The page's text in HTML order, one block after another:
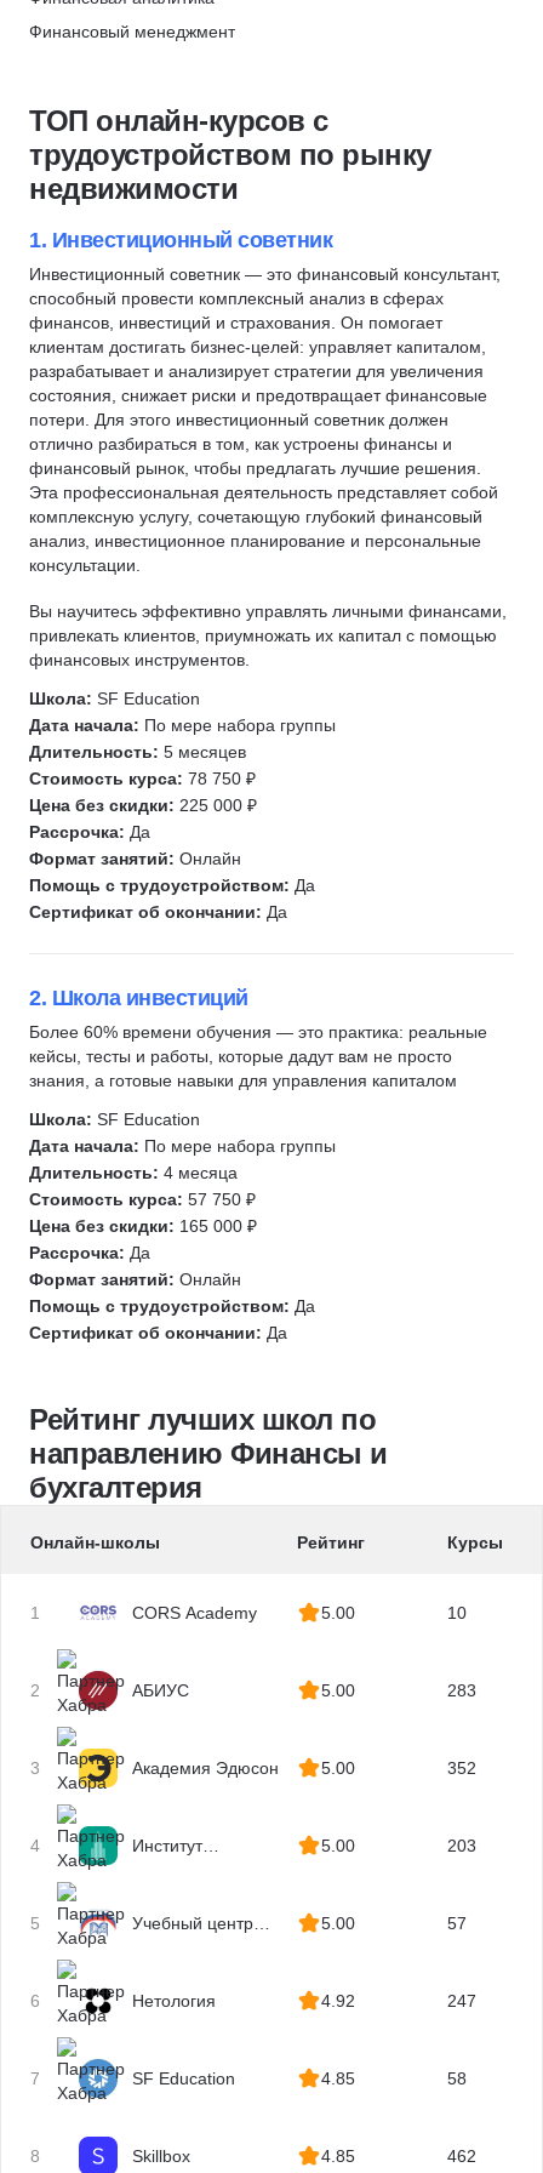
Сити Бизнес Скул - City Business School
БДР
Налоговый учет
Инвестиционная аналитика
Финансовый директор
Корпоративные финансы
Программа 1С
Аудит
Юнит-экономика
Бухгалтер-калькулятор
Банковское дело
Кредитование
Финансовая безопасность
Налогообложение
Налоговая отчетность
Бухгалтерская отчетность
Бухгалтер-ревизор
Инвестирование
Трейдинг
Криптовалюты
M&A
Аудитор
1С:Бухгалтерия
1С: Зарплата и управление персоналом
Расчет заработной платы
Анализ финансово-хозяйственной деятельности (ФХД)
Анализ ликвидности
Блокчейн
Налоговый консультант
Финансовый инженер
Страхование
Перестрахование
Казначей
Криптовалюты
Финансовый менеджмент
Экономика
Корпоративные финансы
Финансовый учет
Финансовая отчетность
Экономический анализ
Бухгалтерский учет
МСФО
Бюджетирование
P&L
РСБУ
M&A
WACC
CAPM
DCF
IRR
Руководитель планово-экономического отдела
Юнит-экономика
Управление кредитными рисками
Оценка бизнеса
Казначей
Управление денежными потоками
Управление оборотным капиталом
Ценообразование
Кредитование
Кредитный специалист
ТОП онлайн-курсов с
трудоустройством по рынку
недвижимости
1. Инвестиционный советник
Инвестиционный советник — это финансовый консультант,
способный провести комплексный анализ в сферах
финансов, инвестиций и страхования. Он помогает
клиентам достигать бизнес-целей: управляет капиталом,
разрабатывает и анализирует стратегии для увеличения
состояния, снижает риски и предотвращает финансовые
потери. Для этого инвестиционный советник должен
отлично разбираться в том, как устроены финансы и
финансовый рынок, чтобы предлагать лучшие решения.
Эта профессиональная деятельность представляет собой
комплексную услугу, сочетающую глубокий финансовый
анализ, инвестиционное планирование и персональные
консультации.
Вы научитесь эффективно управлять личными финансами,
привлекать клиентов, приумножать их капитал с помощью
финансовых инструментов.
Школа: SF Education
Дата начала: По мере набора группы
Длительность: 5 месяцев
Стоимость курса: 78 750 ₽
Цена без скидки: 225 000 ₽
Рассрочка: Да
Формат занятий: Онлайн
Помощь с трудоустройством: Да
Сертификат об окончании: Да
2. Школа инвестиций
Более 60% времени обучения — это практика: реальные
кейсы, тесты и работы, которые дадут вам не просто
знания, а готовые навыки для управления капиталом
Школа: SF Education
Дата начала: По мере набора группы
Длительность: 4 месяца
Стоимость курса: 57 750 ₽
Цена без скидки: 165 000 ₽
Рассрочка: Да
Формат занятий: Онлайн
Помощь с трудоустройством: Да
Сертификат об окончании: Да
Рейтинг лучших школ по
направлению Финансы и
бухгалтерия
Онлайн-школы Рейтинг Курсы
1 CORS Academy 5.00 10
2 АБИУС 5.00 283
3 Академия Эдюсон 5.00 352
4
Институт
5.00 203
5
Учебный центр
5.00 57
6 Нетология 4.92 247
7 SF Education 4.85 58
8 Skillbox 4.85 462